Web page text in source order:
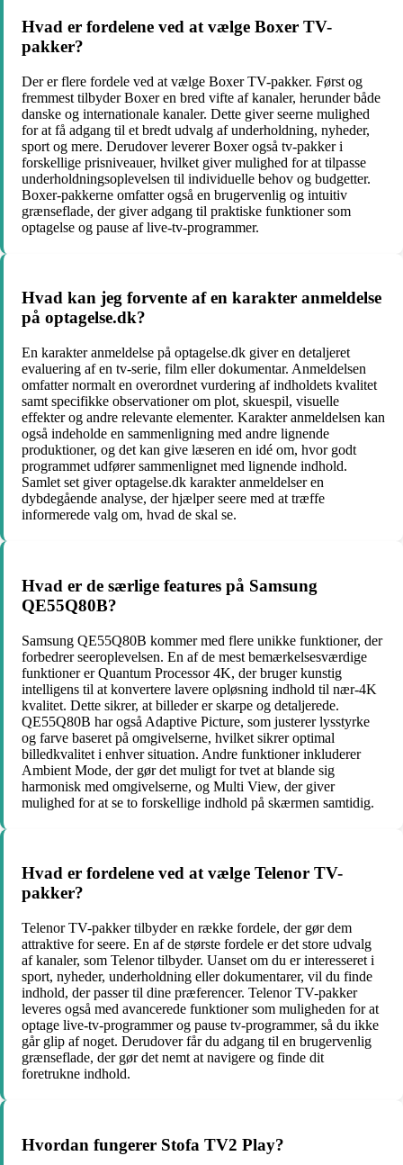
Hvad er fordelene ved at vælge Boxer TV-
pakker?
Der er flere fordele ved at vælge Boxer TV-pakker. Først og
fremmest tilbyder Boxer en bred vifte af kanaler, herunder både
danske og internationale kanaler. Dette giver seerne mulighed
for at få adgang til et bredt udvalg af underholdning, nyheder,
sport og mere. Derudover leverer Boxer også tv-pakker i
forskellige prisniveauer, hvilket giver mulighed for at tilpasse
underholdningsoplevelsen til individuelle behov og budgetter.
Boxer-pakkerne omfatter også en brugervenlig og intuitiv
grænseflade, der giver adgang til praktiske funktioner som
optagelse og pause af live-tv-programmer.
Hvad kan jeg forvente af en karakter anmeldelse
på optagelse.dk?
En karakter anmeldelse på optagelse.dk giver en detaljeret
evaluering af en tv-serie, film eller dokumentar. Anmeldelsen
omfatter normalt en overordnet vurdering af indholdets kvalitet
samt specifikke observationer om plot, skuespil, visuelle
effekter og andre relevante elementer. Karakter anmeldelsen kan
også indeholde en sammenligning med andre lignende
produktioner, og det kan give læseren en idé om, hvor godt
programmet udfører sammenlignet med lignende indhold.
Samlet set giver optagelse.dk karakter anmeldelser en
dybdegående analyse, der hjælper seere med at træffe
informerede valg om, hvad de skal se.
Hvad er de særlige features på Samsung
QE55Q80B?
Samsung QE55Q80B kommer med flere unikke funktioner, der
forbedrer seeroplevelsen. En af de mest bemærkelsesværdige
funktioner er Quantum Processor 4K, der bruger kunstig
intelligens til at konvertere lavere opløsning indhold til nær-4K
kvalitet. Dette sikrer, at billeder er skarpe og detaljerede.
QE55Q80B har også Adaptive Picture, som justerer lysstyrke
og farve baseret på omgivelserne, hvilket sikrer optimal
billedkvalitet i enhver situation. Andre funktioner inkluderer
Ambient Mode, der gør det muligt for tvet at blande sig
harmonisk med omgivelserne, og Multi View, der giver
mulighed for at se to forskellige indhold på skærmen samtidig.
Hvad er fordelene ved at vælge Telenor TV-
pakker?
Telenor TV-pakker tilbyder en række fordele, der gør dem
attraktive for seere. En af de største fordele er det store udvalg
af kanaler, som Telenor tilbyder. Uanset om du er interesseret i
sport, nyheder, underholdning eller dokumentarer, vil du finde
indhold, der passer til dine præferencer. Telenor TV-pakker
leveres også med avancerede funktioner som muligheden for at
optage live-tv-programmer og pause tv-programmer, så du ikke
går glip af noget. Derudover får du adgang til en brugervenlig
grænseflade, der gør det nemt at navigere og finde dit
foretrukne indhold.
Hvordan fungerer Stofa TV2 Play?